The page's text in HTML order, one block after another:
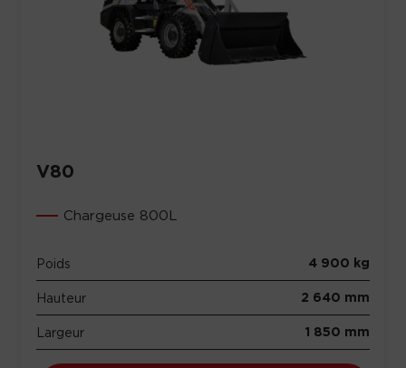
V80
Chargeuse 800L
Poids 4 900 kg
Hauteur 2 640 mm
Largeur 1 850 mm